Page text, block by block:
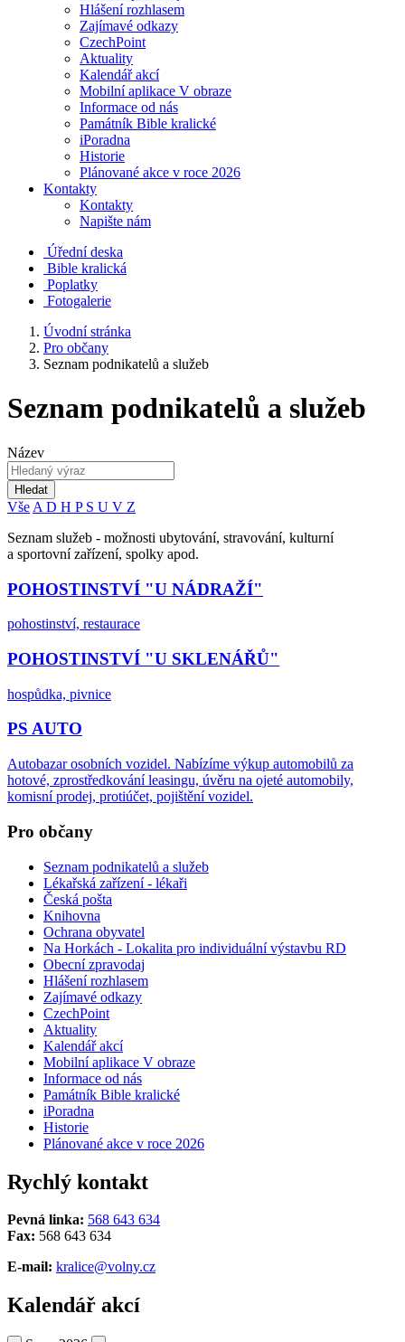
Hlášení rozhlasem
Zajímavé odkazy
CzechPoint
Aktuality
Kalendář akcí
Mobilní aplikace V obraze
Informace od nás
Památník Bible kralické
iPoradna
Historie
Plánované akce v roce 2026
Kontakty
Kontakty
Napište nám
Úřední deska
Bible kralická
Poplatky
Fotogalerie
Úvodní stránka
Pro občany
Seznam podnikatelů a služeb
Seznam podnikatelů a služeb
Název
Hledat
Vše A D H P S U V Z
Seznam služeb - možnosti ubytování, stravování, kulturní
a sportovní zařízení, spolky apod.
POHOSTINSTVÍ "U NÁDRAŽÍ"
pohostinství, restaurace
POHOSTINSTVÍ "U SKLENÁŘŮ"
hospůdka, pivnice
PS AUTO
Autobazar osobních vozidel. Nabízíme výkup automobilů za
hotové, zprostředkování leasingu, úvěru na ojeté automobily,
komisní prodej, protiúčet, pojištění vozidel.
Pro občany
Seznam podnikatelů a služeb
Lékařská zařízení - lékaři
Česká pošta
Knihovna
Ochrana obyvatel
Na Horkách - Lokalita pro individuální výstavbu RD
Obecní zpravodaj
Hlášení rozhlasem
Zajímavé odkazy
CzechPoint
Aktuality
Kalendář akcí
Mobilní aplikace V obraze
Informace od nás
Památník Bible kralické
iPoradna
Historie
Plánované akce v roce 2026
Rychlý kontakt
Pevná linka: 568 643 634
Fax: 568 643 634
E-mail: kralice@volny.cz
Kalendář akcí